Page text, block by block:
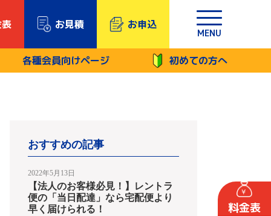
料金表
お見積 お申込
MENU
各種会員向けページ 初めての方へ
おすすめの記事
2022年5月13日
【法人のお客様必見！】レントラ
便の「当日配達」なら宅配便より
早く届けられる！